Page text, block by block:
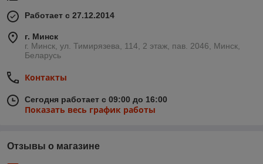
Работает с 27.12.2014
г. Минск
г. Минск, ул. Тимирязева, 114, 2 этаж, пав. 2046, Минск,
Беларусь
Контакты
Сегодня работает с 09:00 до 16:00
Показать весь график работы
Отзывы о магазине